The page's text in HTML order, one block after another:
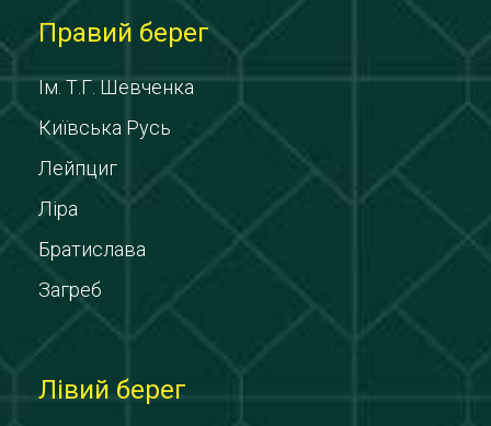
Правий берег
Ім. Т.Г. Шевченка
Київська Русь
Лейпциг
Ліра
Братислава
Загреб
Лівий берег